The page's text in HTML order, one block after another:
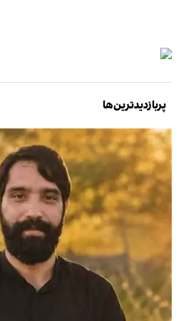
پربازدیدترین‌ها